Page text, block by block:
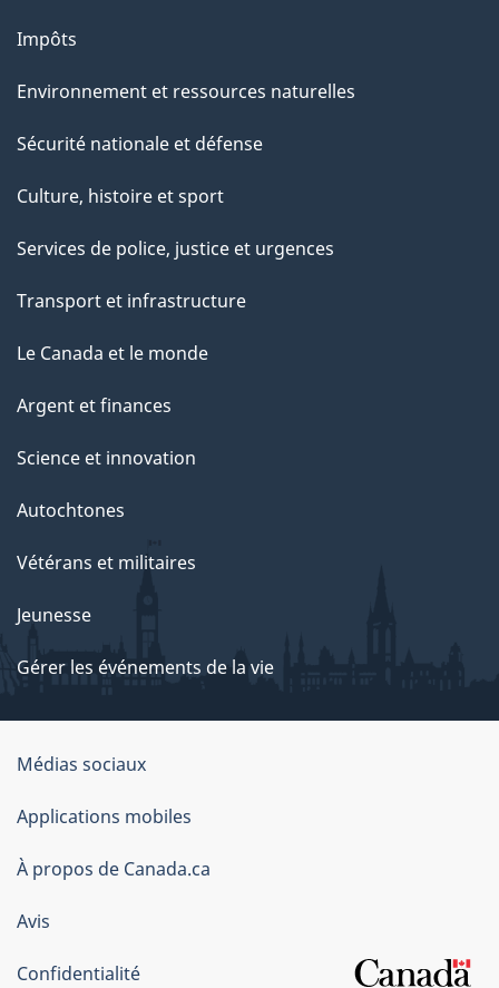
Impôts
Environnement et ressources naturelles
Sécurité nationale et défense
Culture, histoire et sport
Services de police, justice et urgences
Transport et infrastructure
Le Canada et le monde
Argent et finances
Science et innovation
Autochtones
Vétérans et militaires
Jeunesse
Gérer les événements de la vie
Organisation
du
gouvernement
du
Canada
Médias sociaux
Applications mobiles
À propos de Canada.ca
Avis
Confidentialité